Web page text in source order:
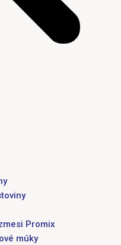
Promix
múky